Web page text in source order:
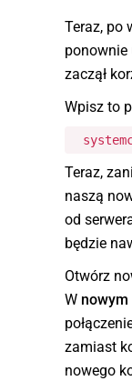
Teraz, po
ponownie
zaczął
Wpisz to
Teraz,
naszą
od
będzie
Otwórz
W nowym
zamiast
nowego